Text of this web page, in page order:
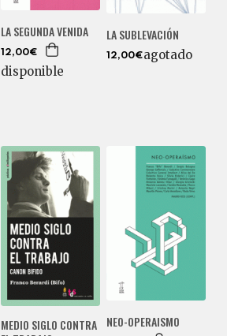
LA SEGUNDA VENIDA
12,00€
disponible
LA SUBLEVACIÓN
12,00€agotado
MEDIO SIGLO CONTRA
NEO-OPERAISMO